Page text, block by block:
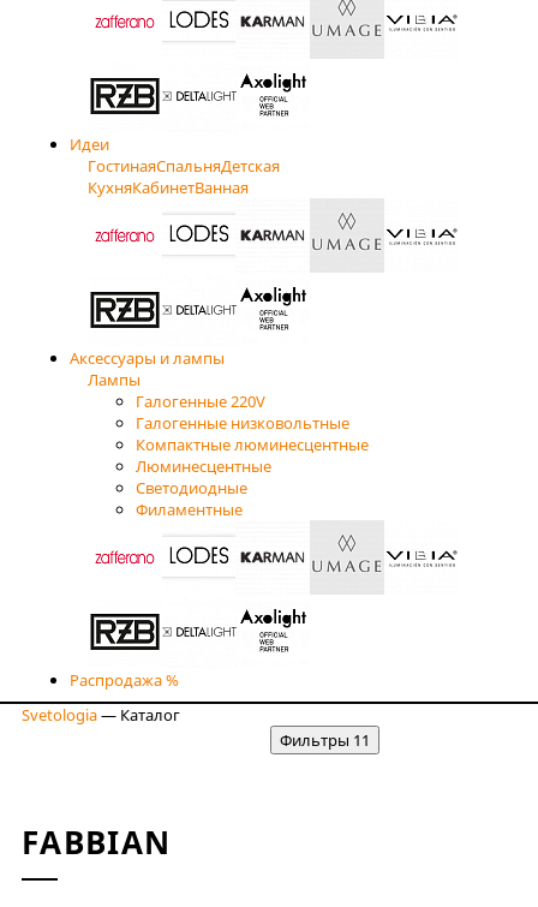
Идеи
ГостинаяСпальняДетская
КухняКабинетВанная
Аксессуары и лампы
Лампы
Галогенные 220V
Галогенные низковольтные
Компактные люминесцентные
Люминесцентные
Светодиодные
Филаментные
Распродажа %
Svetologia— Каталог
FABBIAN
Фильтры 11